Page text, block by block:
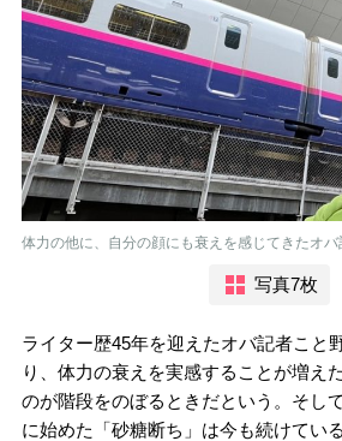
体力の他に、自分の顔にも衰えを感じてきたオバ
写真7枚
ライター歴45年を迎えたオバ記者こと
り、体力の衰えを実感することが増え
のが階段をのぼるときだという。そし
に始めた「砂糖断ち」は今も続けて